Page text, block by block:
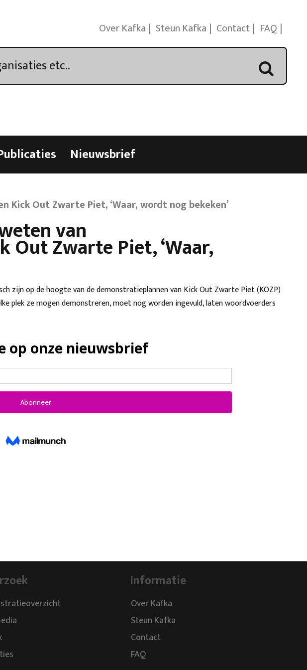
Over Kafka Steun Kafka Contact FAQ
Nieuwsbrief
Kick Out Zwarte Piet, ‘Waar, wordt nog bekeken’
van
Zwarte Piet, ‘Waar,
zijn op de hoogte van de demonstratieplannen van Kick Out Zwarte Piet (KOZP)
plek ze mogen demonstreren, moet nog worden ingevuld, laten woordvoerders
Informatie
Over Kafka
Steun Kafka
Contact
FAQ